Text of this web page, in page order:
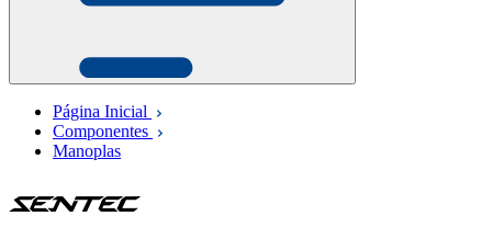
Página Inicial
Componentes
Manoplas